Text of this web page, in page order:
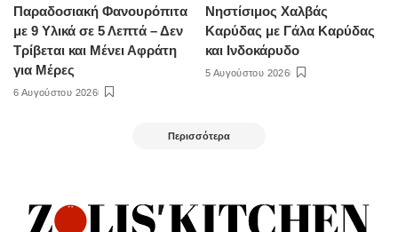
Παραδοσιακή Φανουρόπιτα
με 9 Υλικά σε 5 Λεπτά – Δεν
Τρίβεται και Μένει Αφράτη
για Μέρες
6 Αυγούστου 2026
Νηστίσιμος Χαλβάς
Καρύδας με Γάλα Καρύδας
και Ινδοκάρυδο
5 Αυγούστου 2026
Περισσότερα